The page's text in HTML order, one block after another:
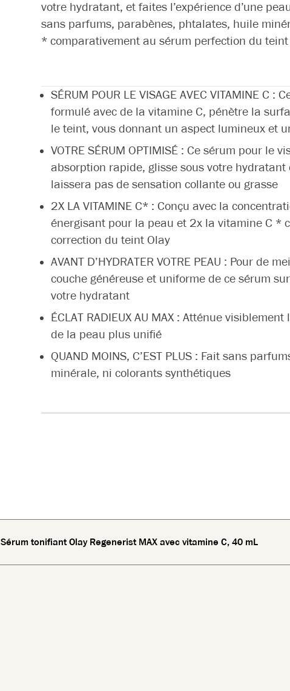
votre hydratant, et faites l’expérience d’une
sans parfums, parabènes, phtalates, huile
* comparativement au sérum perfection du teint
SÉRUM POUR LE VISAGE AVEC VITAMINE C :
formulé avec de la vitamine C, pénètre la
le teint, vous donnant un aspect lumineux et
VOTRE SÉRUM OPTIMISÉ : Ce sérum pour le
absorption rapide, glisse sous votre
laissera pas de sensation collante ou grasse
2X LA VITAMINE C* : Conçu avec la
énergisant pour la peau et 2x la vitamine C *
correction du teint Olay
AVANT D’HYDRATER VOTRE PEAU : Pour de
couche généreuse et uniforme de ce sérum
votre hydratant
ÉCLAT RADIEUX AU MAX : Atténue
de la peau plus unifié
QUAND MOINS, C’EST PLUS : Fait sans
minérale, ni colorants synthétiques
Sérum tonifiant Olay Regenerist MAX avec vitamine C, 40 mL